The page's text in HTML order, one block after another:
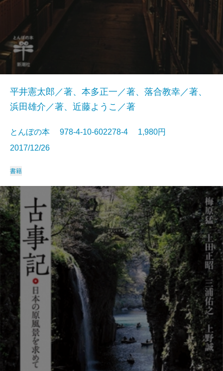
平井憲太郎／著、本多正一／著、落合教幸／著、
浜田雄介／著、近藤ようこ／著
とんぼの本 978-4-10-602278-4 1,980円
2017/12/26
書籍